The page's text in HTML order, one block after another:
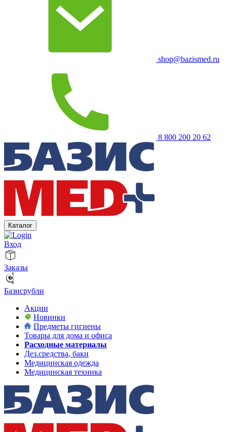
shop@bazismed.ru
8 800 200 20 62
Каталог
Вход
Заказы
Базисрубли
Акции
Новинки
Предметы гигиены
Товары для дома и офиса
Расходные материалы
Дез.средства, баки
Медицинская одежда
Медицинская техника